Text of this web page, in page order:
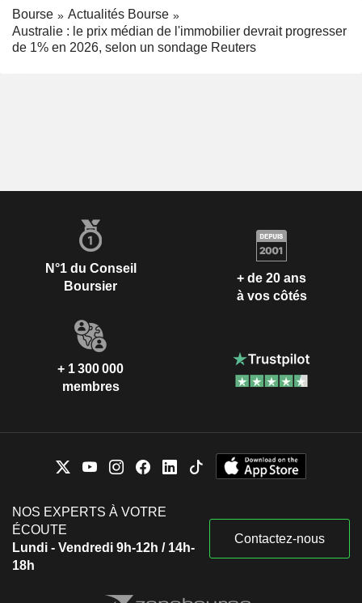
Bourse
Actualités Bourse
Australie : le prix médian de l'immobilier devrait progresser
de 1% en 2026, selon un sondage Reuters
N°1 du Conseil
Boursier
+ de 20 ans
à vos côtés
+ 1 300 000
membres
NOS EXPERTS À VOTRE
ÉCOUTE
Lundi - Vendredi 9h-12h / 14h-
18h
Contactez-nous